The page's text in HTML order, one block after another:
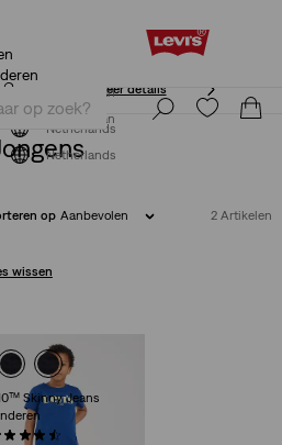
20% korting
Meld je nu aan
Netherlands
krijgen 20% kortingMeer details
Meld je nu aan
Netherlands
op Aanbevolen 2 Artikelen
wissen
Skinny Jeans
(30)